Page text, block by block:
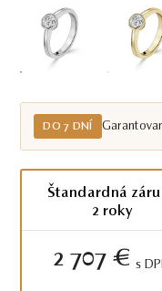
DO 7 DNÍ
Štandardná
2 roky
2 707 € S